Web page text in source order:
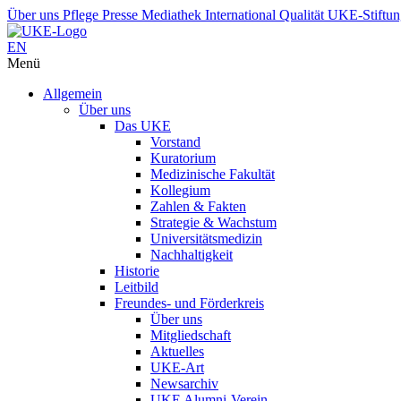
Über uns Pflege Presse Mediathek International Qualität UKE-
EN
Menü
Allgemein
Über uns
Das UKE
Vorstand
Kuratorium
Medizinische Fakultät
Kollegium
Zahlen & Fakten
Strategie & Wachstum
Universitätsmedizin
Nachhaltigkeit
Historie
Leitbild
Freundes- und Förderkreis
Über uns
Mitgliedschaft
Aktuelles
UKE-Art
Newsarchiv